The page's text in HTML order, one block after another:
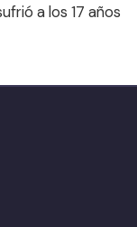
a los 17 años